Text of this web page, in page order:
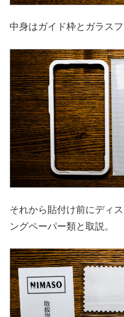
中身はガイド枠とガラスフ
それから貼付け前にディ
ングペーパー類と取説。